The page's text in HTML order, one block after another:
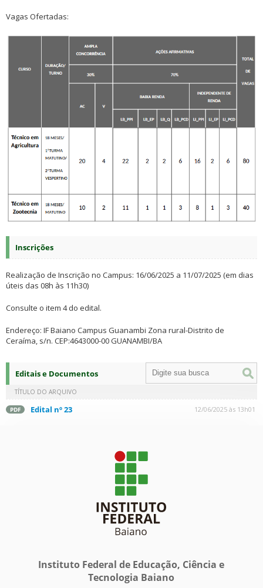
Vagas Ofertadas:
Inscrições
Realização de Inscrição no Campus: 16/06/2025 a 11/07/2025 (em dias
úteis das 08h às 11h30)
Consulte o item 4 do edital.
Endereço: IF Baiano Campus Guanambi Zona rural-Distrito de
Ceraíma, s/n. CEP:4643000-00 GUANAMBI/BA
Editais e Documentos
TÍTULO DO ARQUIVO
PDF Edital nº 23 12/06/2025 às 13h01
Instituto Federal de Educação, Ciência e
Tecnologia Baiano